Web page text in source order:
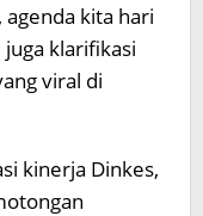
kita hari
klarifikasi
viral di
kinerja Dinkes,